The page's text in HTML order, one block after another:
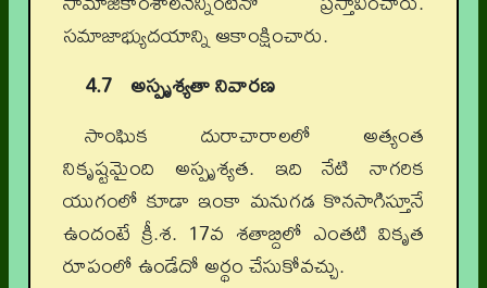
సమాజాభ్యుదయాన్ని ఆకాంక్షించారు.
4.7 అస్పృశ్యతా నివారణ
సాంఘిక దురాచారాలలో అత్యంత
నికృష్టమైంది అస్పృశ్యత. ఇది నేటి నాగరిక
యుగంలో కూడా ఇంకా మనుగడ కొనసాగిస్తూనే
ఉందంటే క్రీ.శ. 17వ శతాబ్దిలో ఎంతటి వికృత
రూపంలో ఉండేదో అర్థం చేసుకోవచ్చు.